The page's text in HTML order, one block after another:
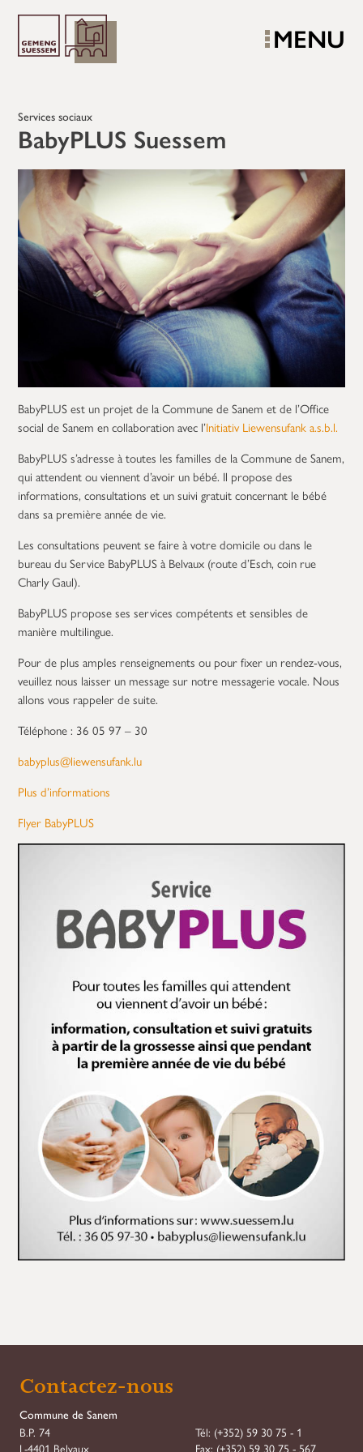
MENU
Services sociaux
BabyPLUS Suessem
BabyPLUS est un projet de la Commune de Sanem et de l’Office
social de Sanem en collaboration avec l’Initiativ Liewensufank a.s.b.l.
BabyPLUS s’adresse à toutes les familles de la Commune de Sanem,
qui attendent ou viennent d’avoir un bébé. Il propose des
informations, consultations et un suivi gratuit concernant le bébé
dans sa première année de vie.
Les consultations peuvent se faire à votre domicile ou dans le
bureau du Service BabyPLUS à Belvaux (route d’Esch, coin rue
Charly Gaul).
BabyPLUS propose ses services compétents et sensibles de
manière multilingue.
Pour de plus amples renseignements ou pour fixer un rendez-vous,
veuillez nous laisser un message sur notre messagerie vocale. Nous
allons vous rappeler de suite.
Téléphone : 36 05 97 – 30
babyplus@liewensufank.lu
Plus d’informations
Flyer BabyPLUS
Contactez-nous
Commune de Sanem
B.P. 74
L-4401 Belvaux
Tél: (+352) 59 30 75 - 1
Fax: (+352) 59 30 75 - 567